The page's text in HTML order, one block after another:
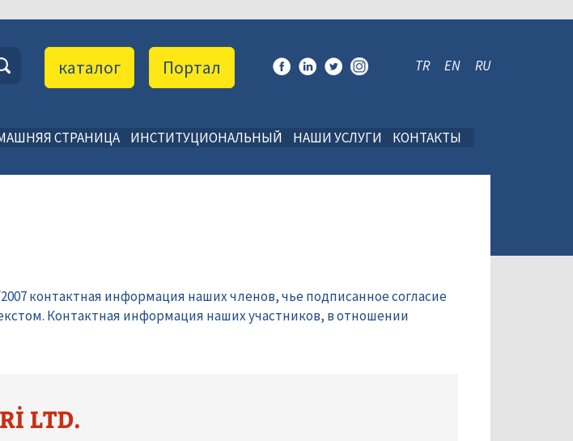
TR EN RU
Портал
каталог
СТРАНИЦА ИНСТИТУЦИОНАЛЬНЫЙ НАШИ УСЛУГИ КОНТАКТЫ
контактная информация наших членов, чье подписанное согласие
Контактная информация наших участников, в отношении
LTD.